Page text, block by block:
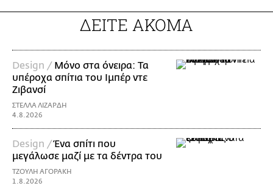
ΔΕΙΤΕ ΑΚΟΜΑ
Design / Μόνο στα όνειρα: Τα
υπέροχα σπίτια του Ιμπέρ ντε
Ζιβανσί
ΣΤΕΛΛΑ ΛΙΖΑΡΔΗ
4.8.2026
Design /Ένα σπίτι που
μεγάλωσε μαζί με τα δέντρα του
ΤΖΟΥΛΗ ΑΓΟΡΑΚΗ
1.8.2026